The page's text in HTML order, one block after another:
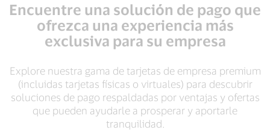
Encuentre una solución de pago que
ofrezca una experiencia más
exclusiva para su empresa
Explore nuestra gama de tarjetas de empresa premium
(incluidas tarjetas físicas o virtuales) para descubrir
soluciones de pago respaldadas por ventajas y ofertas
que pueden ayudarle a prosperar y aportarle
tranquilidad.